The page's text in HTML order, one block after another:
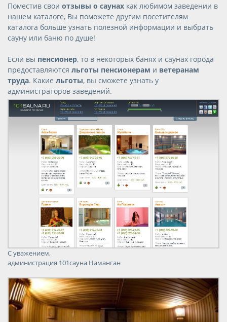
Поместив свои отзывы о саунах как любимом заведении в
нашем каталоге, Вы поможете другим посетителям
каталога больше узнать полезной информации и выбрать
сауну или баню по душе!
Если вы пенсионер, то в некоторых банях и саунах города
предоставляются льготы пенсионерам и ветеранам
труда. Какие льготы, вы сможете узнать у
администраторов заведений.
С уважением,
администрация 101сауна Наманган